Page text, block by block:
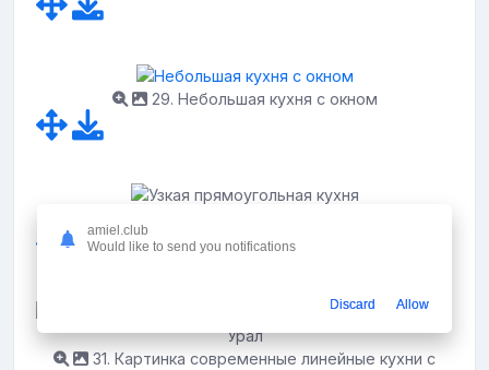
29. Небольшая кухня с окном
31. Картинка современные линейные кухни с
amiel.club
Would like to send you notifications
Discard Allow